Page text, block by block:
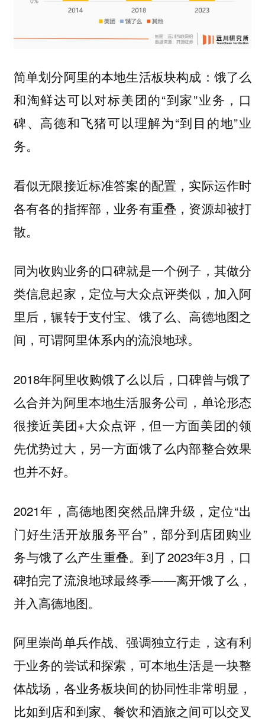
简单划分阿里的本地生活板块构成：饿了么
和淘鲜达可以对标美团的“到家”业务，口
碑、高德和飞猪可以理解为“到目的地”业
务。
看似无限接近标准答案的配置，实际运作时
各有各的指挥部，业务有重叠，资源却被打
散。
同为收购业务的口碑就是一个例子，其做分
类信息起家，定位与大众点评类似，加入阿
里后，辗转于支付宝、饿了么、高德地图之
间，可谓阿里体系内的流浪地球。
2018年阿里收购饿了么以后，口碑曾与饿了
么合并为阿里本地生活服务公司，单论形态
很接近美团+大众点评，但一方面美团的领
先优势过大，另一方面饿了么内部整合效果
也并不好。
2021年，高德地图突然品牌升级，定位“出
门好生活开放服务平台”，部分到店团购业
务与饿了么产生重叠。到了2023年3月，口
碑拍完了流浪地球最终季——离开饿了么，
并入高德地图。
阿里崇尚单兵作战、强调独立行走，这有利
于业务的尝试和探索，可本地生活是一块整
体战场，各业务板块间的协同性非常明显，
比如到店和到家、餐饮和酒旅之间可以交叉